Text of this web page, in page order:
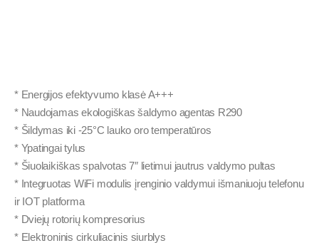
* Energijos efektyvumo klasė A+++
* Naudojamas ekologiškas šaldymo agentas R290
* Šildymas iki -25°C lauko oro temperatūros
* Ypatingai tylus
* Šiuolaikiškas spalvotas 7″ lietimui jautrus valdymo pultas
* Integruotas WiFi modulis įrenginio valdymui išmaniuoju telefonu
ir IOT platforma
* Dviejų rotorių kompresorius
* Elektroninis cirkuliacinis siurblys